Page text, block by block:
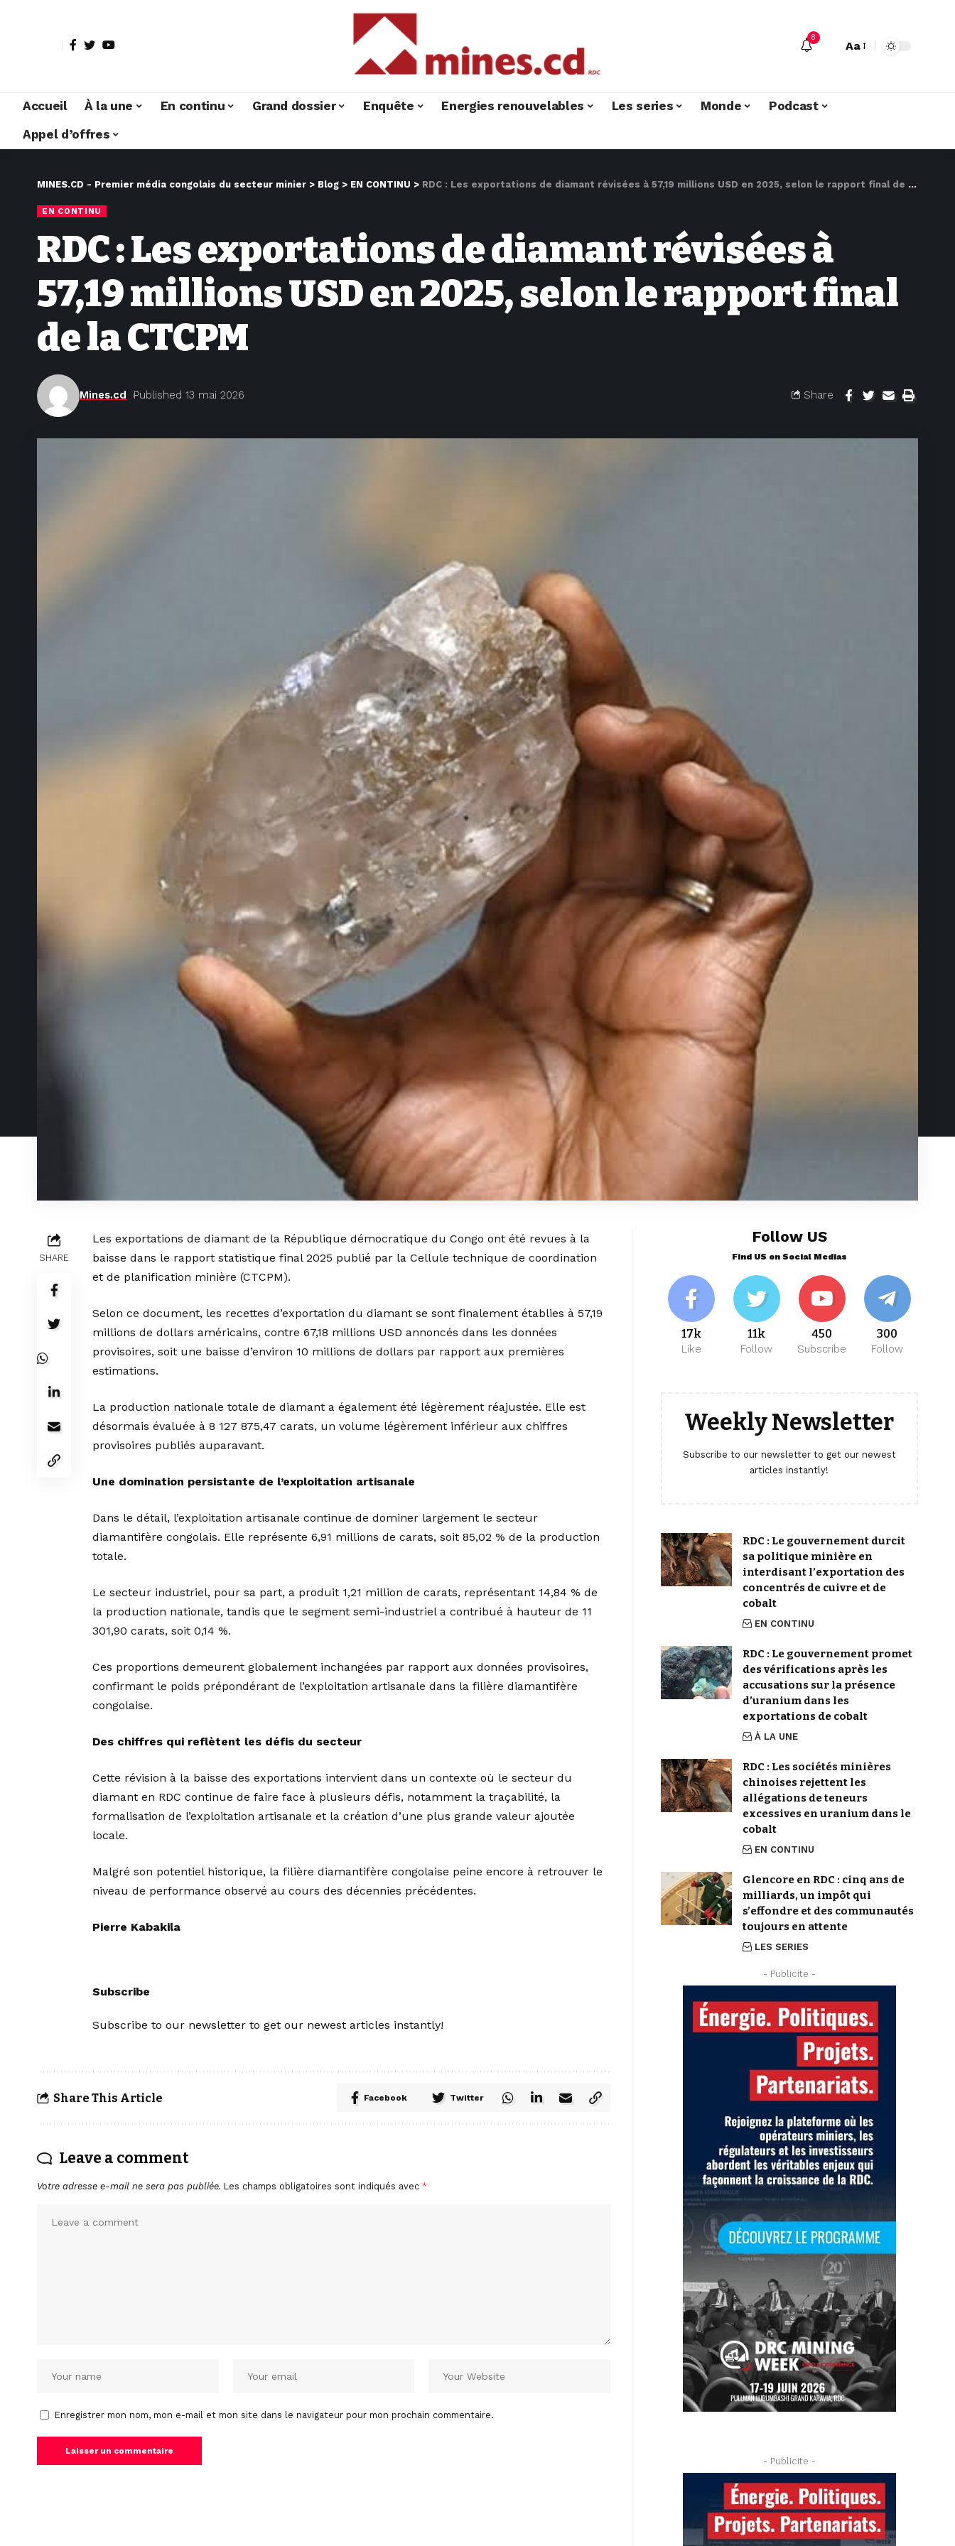
8
Aa
Accueil À la une En continu Grand dossier Enquête Energies renouvelables Les series Monde
Podcast
Appel d’offres
MINES.CD - Premier média congolais du secteur minier > Blog > EN CONTINU > RDC : Les exportations de diamant révisées à 57,19 millions USD en 2025, selon le rapport final de la CTCPM
EN CONTINU
RDC : Les exportations de diamant révisées à
57,19 millions USD en 2025, selon le rapport final
de la CTCPM
Mines.cd Published 13 mai 2026 Share
SHARE
Les exportations de diamant de la République démocratique du Congo ont été revues à la
baisse dans le rapport statistique final 2025 publié par la Cellule technique de coordination
et de planification minière (CTCPM).
Selon ce document, les recettes d’exportation du diamant se sont finalement établies à 57,19
millions de dollars américains, contre 67,18 millions USD annoncés dans les données
provisoires, soit une baisse d’environ 10 millions de dollars par rapport aux premières
estimations.
La production nationale totale de diamant a également été légèrement réajustée. Elle est
désormais évaluée à 8 127 875,47 carats, un volume légèrement inférieur aux chiffres
provisoires publiés auparavant.
Une domination persistante de l’exploitation artisanale
Dans le détail, l’exploitation artisanale continue de dominer largement le secteur
diamantifère congolais. Elle représente 6,91 millions de carats, soit 85,02 % de la production
totale.
Le secteur industriel, pour sa part, a produit 1,21 million de carats, représentant 14,84 % de
la production nationale, tandis que le segment semi-industriel a contribué à hauteur de 11
301,90 carats, soit 0,14 %.
Ces proportions demeurent globalement inchangées par rapport aux données provisoires,
confirmant le poids prépondérant de l’exploitation artisanale dans la filière diamantifère
congolaise.
Des chiffres qui reflètent les défis du secteur
Cette révision à la baisse des exportations intervient dans un contexte où le secteur du
diamant en RDC continue de faire face à plusieurs défis, notamment la traçabilité, la
formalisation de l’exploitation artisanale et la création d’une plus grande valeur ajoutée
locale.
Malgré son potentiel historique, la filière diamantifère congolaise peine encore à retrouver le
niveau de performance observé au cours des décennies précédentes.
Pierre Kabakila
Subscribe
Subscribe to our newsletter to get our newest articles instantly!
Share This Article Facebook Twitter
Leave a comment
Votre adresse e-mail ne sera pas publiée. Les champs obligatoires sont indiqués avec *
Enregistrer mon nom, mon e-mail et mon site dans le navigateur pour mon prochain commentaire.
Follow US
Find US on Social Medias
17k
Like
11k
Follow
450
Subscribe
300
Follow
Weekly Newsletter
Subscribe to our newsletter to get our newest
articles instantly!
RDC : Le gouvernement durcit
sa politique minière en
interdisant l’exportation des
concentrés de cuivre et de
cobalt
EN CONTINU
RDC : Le gouvernement promet
des vérifications après les
accusations sur la présence
d’uranium dans les
exportations de cobalt
À LA UNE
RDC : Les sociétés minières
chinoises rejettent les
allégations de teneurs
excessives en uranium dans le
cobalt
EN CONTINU
Glencore en RDC : cinq ans de
milliards, un impôt qui
s’effondre et des communautés
toujours en attente
LES SERIES
- Publicite -
- Publicite -